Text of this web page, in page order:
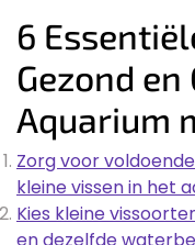
6
Gezond
Aquarium
Zorg voor
kleine vissen in het
Kies kleine
en dezelfde